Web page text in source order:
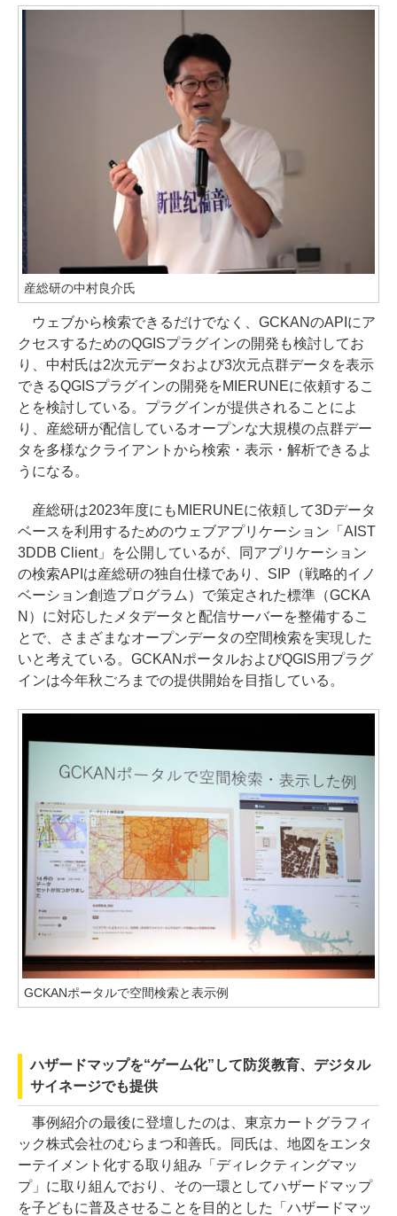
産総研の中村良介氏
ウェブから検索できるだけでなく、GCKANのAPIにア
クセスするためのQGISプラグインの開発も検討してお
り、中村氏は2次元データおよび3次元点群データを表示
できるQGISプラグインの開発をMIERUNEに依頼するこ
とを検討している。プラグインが提供されることによ
り、産総研が配信しているオープンな大規模の点群デー
タを多様なクライアントから検索・表示・解析できるよ
うになる。
産総研は2023年度にもMIERUNEに依頼して3Dデータ
ベースを利用するためのウェブアプリケーション「AIST
3DDB Client」を公開しているが、同アプリケーション
の検索APIは産総研の独自仕様であり、SIP（戦略的イノ
ベーション創造プログラム）で策定された標準（GCKA
N）に対応したメタデータと配信サーバーを整備するこ
とで、さまざまなオープンデータの空間検索を実現した
いと考えている。GCKANポータルおよびQGIS用プラグ
インは今年秋ごろまでの提供開始を目指している。
GCKANポータルで空間検索と表示例
ハザードマップを“ゲーム化”して防災教育、デジタル
サイネージでも提供
事例紹介の最後に登壇したのは、東京カートグラフィ
ック株式会社のむらまつ和善氏。同氏は、地図をエンタ
ーテイメント化する取り組み「ディレクティングマッ
プ」に取り組んでおり、その一環としてハザードマップ
を子どもに普及させることを目的とした「ハザードマッ